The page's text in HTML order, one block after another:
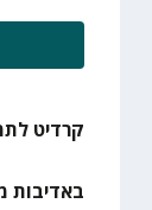
קרדיט
באדיבות